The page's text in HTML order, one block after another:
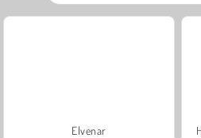
Elvenar